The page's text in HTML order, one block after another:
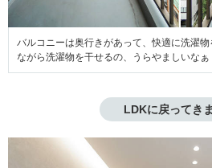
バルコニーは奥行きがあって、快適に洗濯
ながら洗濯物を干せるの、うらやましいなぁ
LDKに戻ってき